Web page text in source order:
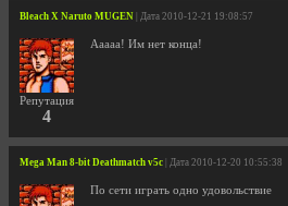
Bleach X Naruto MUGEN | Дата 2010-12-21 19:08:57
Репутация
4
Ааааа! Им нет конца!
Mega Man 8-bit Deathmatch v5c | Дата 2010-12-20 10:55:38
По сети играть одно удовольствие